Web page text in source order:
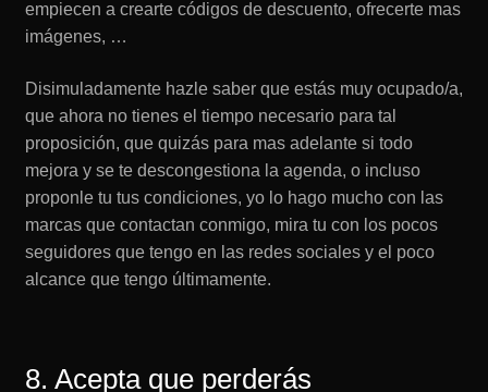
empiecen a crearte códigos de descuento, ofrecerte mas
imágenes, …
Disimuladamente hazle saber que estás muy ocupado/a,
que ahora no tienes el tiempo necesario para tal
proposición, que quizás para mas adelante si todo
mejora y se te descongestiona la agenda, o incluso
proponle tu tus condiciones, yo lo hago mucho con las
marcas que contactan conmigo, mira tu con los pocos
seguidores que tengo en las redes sociales y el poco
alcance que tengo últimamente.
8. Acepta que perderás